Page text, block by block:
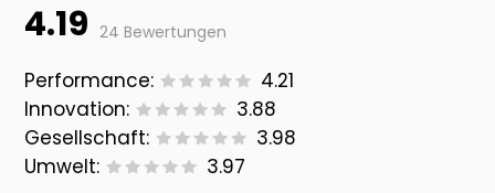
4.19 24 Bewertungen
Performance:
4.21
Innovation:
3.88
Gesellschaft:
3.98
Umwelt:
3.97